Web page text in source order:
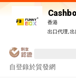
香港
出口代理,
自登錄於貿發網